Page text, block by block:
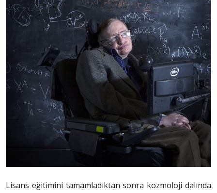
Lisans eğitimini tamamladıktan sonra kozmoloji dalında